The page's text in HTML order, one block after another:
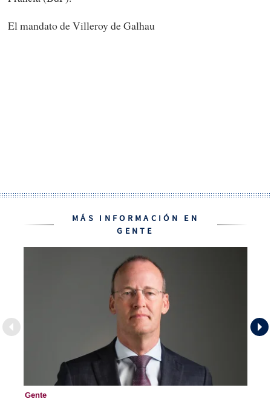
El mandato de Villeroy de Galhau
MÁS INFORMACIÓN EN
GENTE
Gente